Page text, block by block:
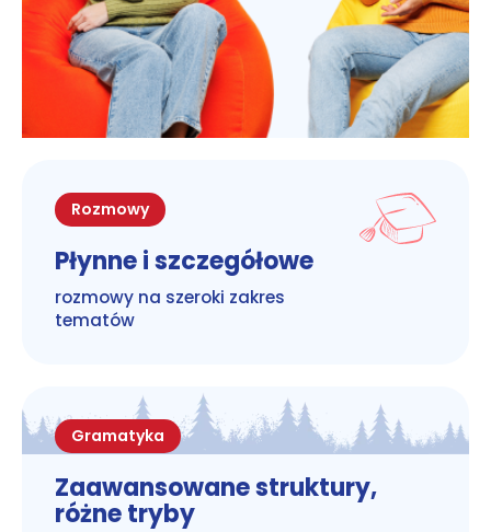
Rozmowy
Płynne i szczegółowe
rozmowy na szeroki zakres
tematów
Gramatyka
Zaawansowane struktury,
różne tryby